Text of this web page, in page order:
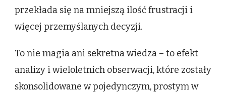
przekłada się na mniejszą ilość frustracji i
więcej przemyślanych decyzji.
To nie magia ani sekretna wiedza – to efekt
analizy i wieloletnich obserwacji, które zostały
skonsolidowane w pojedynczym, prostym w